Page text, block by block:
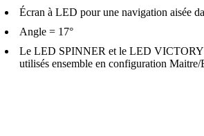
Écran à LED pour une navigation aisée
Angle = 17°
Le LED SPINNER et le LED VICTORY
utilisés ensemble en configuration Maitre/